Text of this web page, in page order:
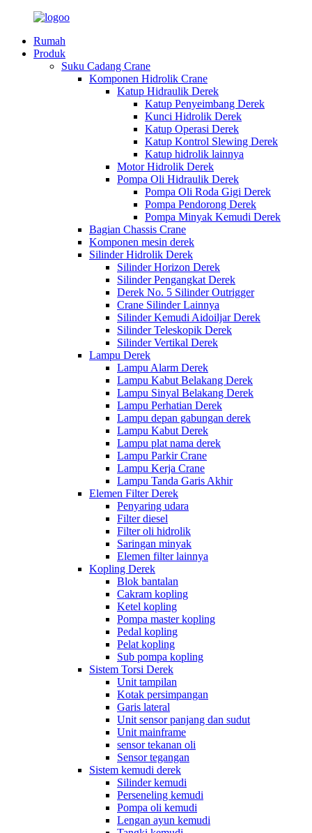
Rumah
Produk
Suku Cadang Crane
Komponen Hidrolik Crane
Katup Hidraulik Derek
Katup Penyeimbang Derek
Kunci Hidrolik Derek
Katup Operasi Derek
Katup Kontrol Slewing Derek
Katup hidrolik lainnya
Motor Hidrolik Derek
Pompa Oli Hidraulik Derek
Pompa Oli Roda Gigi Derek
Pompa Pendorong Derek
Pompa Minyak Kemudi Derek
Bagian Chassis Crane
Komponen mesin derek
Silinder Hidrolik Derek
Silinder Horizon Derek
Silinder Pengangkat Derek
Derek No. 5 Silinder Outrigger
Crane Silinder Lainnya
Silinder Kemudi Aidoiljar Derek
Silinder Teleskopik Derek
Silinder Vertikal Derek
Lampu Derek
Lampu Alarm Derek
Lampu Kabut Belakang Derek
Lampu Sinyal Belakang Derek
Lampu Perhatian Derek
Lampu depan gabungan derek
Lampu Kabut Derek
Lampu plat nama derek
Lampu Parkir Crane
Lampu Kerja Crane
Lampu Tanda Garis Akhir
Elemen Filter Derek
Penyaring udara
Filter diesel
Filter oli hidrolik
Saringan minyak
Elemen filter lainnya
Kopling Derek
Blok bantalan
Cakram kopling
Ketel kopling
Pompa master kopling
Pedal kopling
Pelat kopling
Sub pompa kopling
Sistem Torsi Derek
Unit tampilan
Kotak persimpangan
Garis lateral
Unit sensor panjang dan sudut
Unit mainframe
sensor tekanan oli
Sensor tegangan
Sistem kemudi derek
Silinder kemudi
Perseneling kemudi
Pompa oli kemudi
Lengan ayun kemudi